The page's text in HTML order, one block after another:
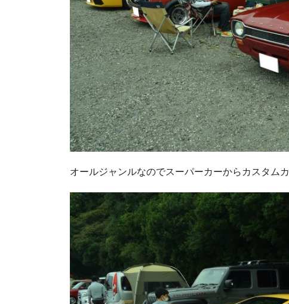
オールジャンルなのでスーパーカーからカスタム